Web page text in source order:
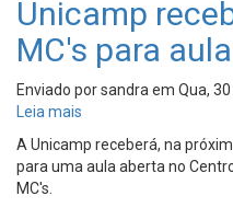
Unicamp
MC's para
Enviado porsandra em Qua,
Leia mais
recebe
Racionais
A Unicamp receberá, na
para uma aula aberta no
MC's.